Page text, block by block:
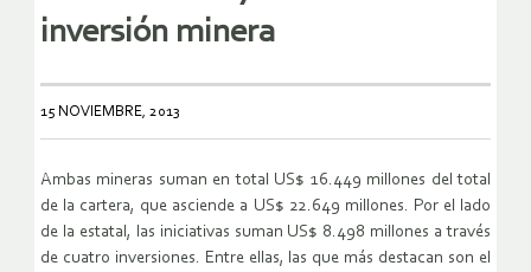
inversión minera
15 NOVIEMBRE, 2013
Ambas mineras suman en total US$ 16.449 millones del total
de la cartera, que asciende a US$ 22.649 millones. Por el lado
de la estatal, las iniciativas suman US$ 8.498 millones a través
de cuatro inversiones. Entre ellas, las que más destacan son el